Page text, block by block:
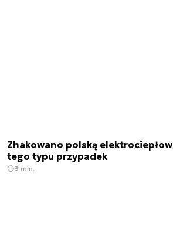
Zhakowano polską
tego typu przypadek
3 min.